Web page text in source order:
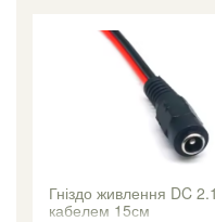
Гніздо живлення DC
кабелем 15см